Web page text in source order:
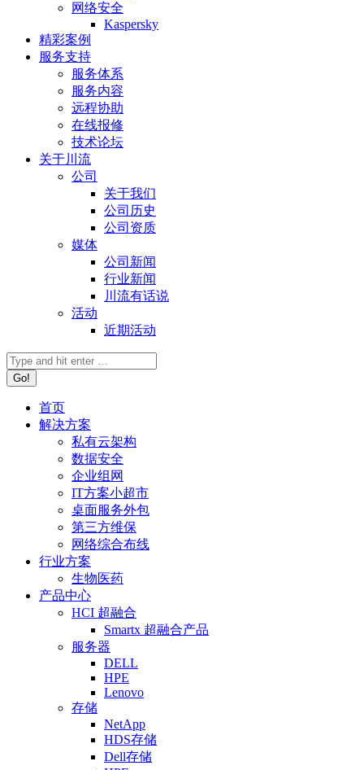
网络安全
Kaspersky
精彩案例
服务支持
服务体系
服务内容
远程协助
在线报修
技术论坛
关于川流
公司
关于我们
公司历史
公司资质
媒体
公司新闻
行业新闻
川流有话说
活动
近期活动
首页
解决方案
私有云架构
数据安全
企业组网
IT方案小超市
桌面服务外包
第三方维保
网络综合布线
行业方案
生物医药
产品中心
HCI 超融合
Smartx 超融合产品
服务器
DELL
HPE
Lenovo
存储
NetApp
HDS存储
Dell存储